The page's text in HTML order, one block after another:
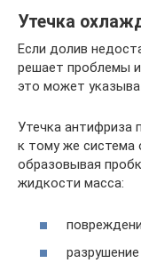
Утечка
Если долив
решает проблемы и
это может
Утечка антифриза
к тому же система
образовывая
жидкости масса: